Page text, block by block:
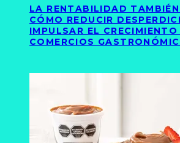
LA RENTABILIDAD
CÓMO REDUCIR
IMPULSAR EL
COMERCIOS